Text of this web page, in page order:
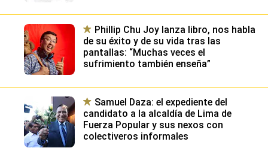
Phillip Chu Joy lanza libro, nos habla
de su éxito y de su vida tras las
pantallas: “Muchas veces el
sufrimiento también enseña”
Samuel Daza: el expediente del
candidato a la alcaldía de Lima de
Fuerza Popular y sus nexos con
colectiveros informales